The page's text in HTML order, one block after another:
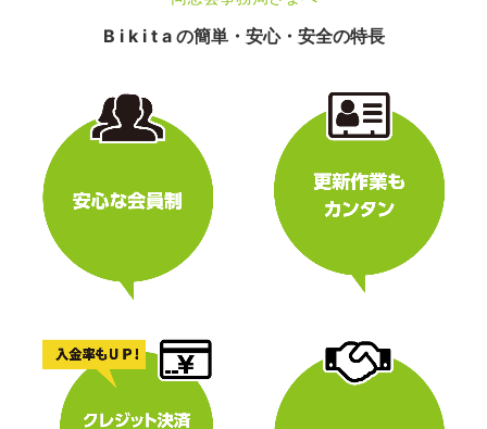
B i k i t a の簡単・安心・安全の特長